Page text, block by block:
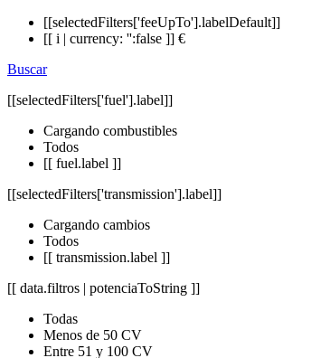
[[selectedFilters['feeUpTo'].labelDefault]]
[[ i | currency: '':false ]] €
Buscar
[[selectedFilters['fuel'].label]]
Cargando combustibles
Todos
[[ fuel.label ]]
[[selectedFilters['transmission'].label]]
Cargando cambios
Todos
[[ transmission.label ]]
[[ data.filtros | potenciaToString ]]
Todas
Menos de 50 CV
Entre 51 y 100 CV